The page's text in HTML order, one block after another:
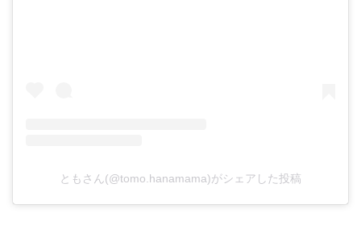
ともさん(@tomo.hanamama)がシェアした投稿